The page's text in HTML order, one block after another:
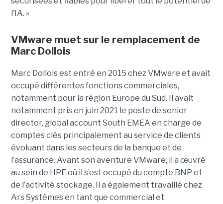
l’IA. »
VMware muet sur le remplacement de
Marc Dollois
Marc Dollois est entré en 2015 chez VMware et avait
occupé différentes fonctions commerciales,
notamment pour la région Europe du Sud. Il avait
notamment pris en juin 2021 le poste de senior
director, global account South EMEA en charge de
comptes clés principalement au service de clients
évoluant dans les secteurs de la banque et de
l’assurance. Avant son aventure VMware, il a œuvré
au sein de HPE où il s’est occupé du compte BNP et
de l’activité stockage. Il a également travaillé chez
Ars Systèmes en tant que commercial et